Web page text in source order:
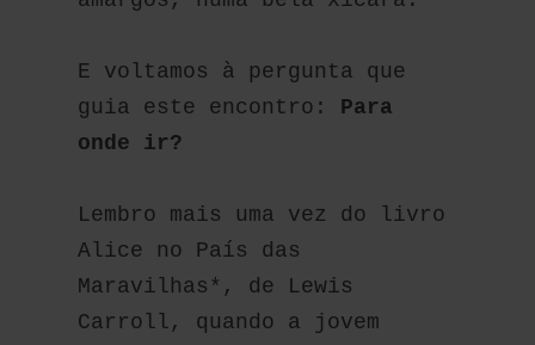
E voltamos à pergunta que
guia este encontro: Para
onde ir?
Lembro mais uma vez do livro
Alice no País das
Maravilhas*, de Lewis
Carroll, quando a jovem